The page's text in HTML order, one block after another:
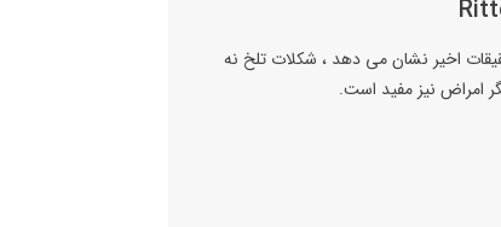
اخير نشان می دهد ، شکلات تلخ نه
امراض نیز مفيد است.